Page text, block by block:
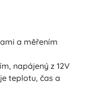
a měřením
napájený z 12V
teplotu, čas a